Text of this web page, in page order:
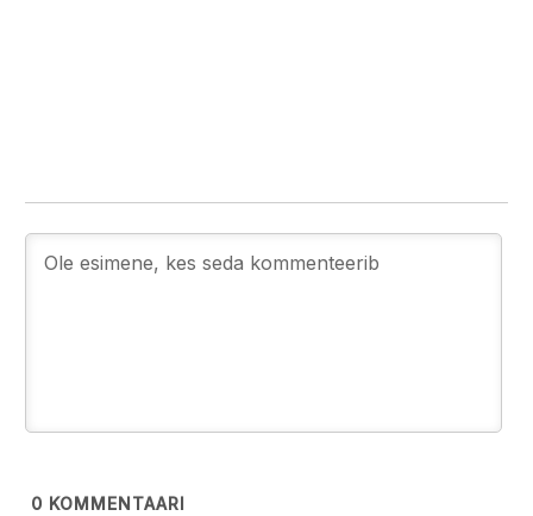
0 KOMMENTAARI